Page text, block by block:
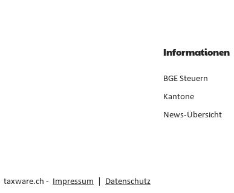
Informationen
BGE Steuern
Kantone
News-Übersicht
taxware.ch - Impressum Datenschutz